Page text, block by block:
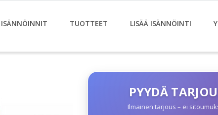
ISÄNNÖINNIT TUOTTEET LISÄÄ ISÄNNÖINTI
PYYDÄ
Ilmainen tarjous – ei